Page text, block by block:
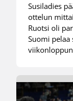
Susiladies
ottelun
Ruotsi oli
Suomi pelaa